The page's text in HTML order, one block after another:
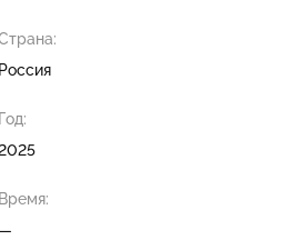
Россия
Год:
Время: